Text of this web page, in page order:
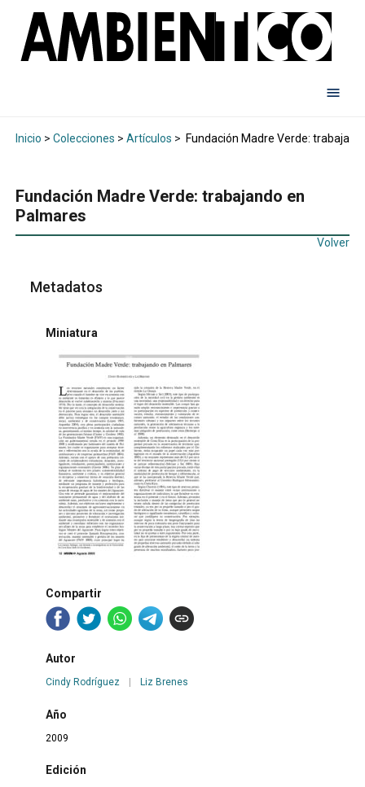
Inicio > Colecciones > Artículos > Fundación Madre Verde:
Fundación Madre Verde: trabajando en
Palmares
Volver
Metadatos
Miniatura
Compartir
Autor
Cindy Rodríguez Liz Brenes
Año
2009
Edición